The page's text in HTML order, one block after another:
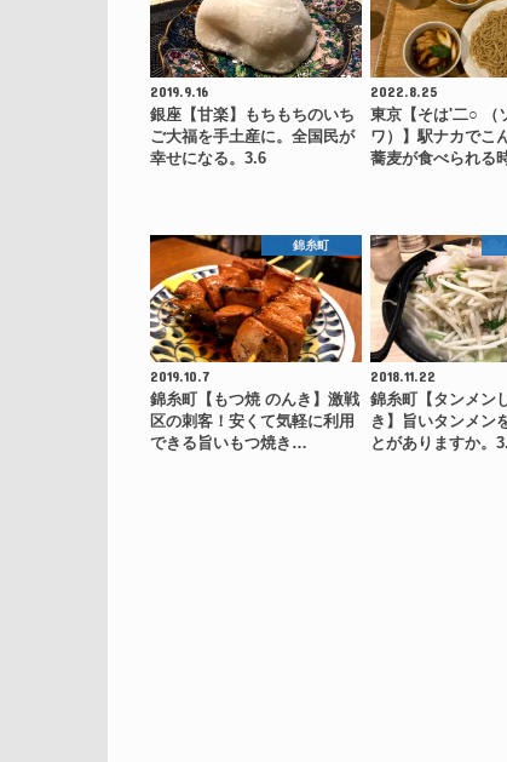
2019.9.16
銀座【甘楽】もちもちのいち
ご大福を手土産に。全国民が
幸せになる。3.6
2022.8.25
東京【そは'二○ （
ワ）】駅ナカでこ
蕎麦が食べられる
錦糸町
2019.10.7
錦糸町【もつ焼 のんき】激戦
区の刺客！安くて気軽に利用
できる旨いもつ焼き…
2018.11.22
錦糸町【タンメン
き】旨いタンメン
とがありますか。